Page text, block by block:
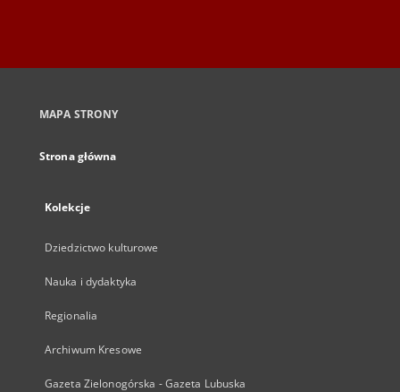
MAPA STRONY
Strona główna
Kolekcje
Dziedzictwo kulturowe
Nauka i dydaktyka
Regionalia
Archiwum Kresowe
Gazeta Zielonogórska - Gazeta Lubuska